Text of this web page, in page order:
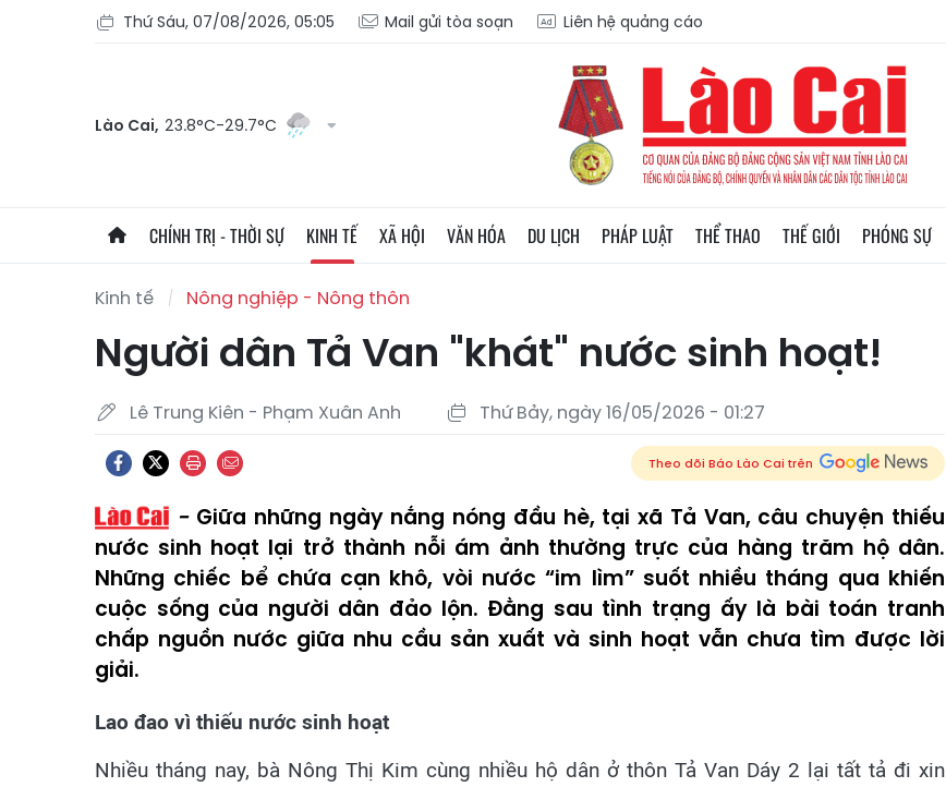
Thứ Sáu, 07/08/2026, 05:05 Mail gửi tòa soạn Liên hệ quảng cáo
Lào Cai, 23.8°C-29.7°C
CHÍNH TRỊ - THỜI SỰ KINH TẾ XÃ HỘI VĂN HÓA DU LỊCH PHÁP LUẬT THỂ THAO THẾ GIỚI PHÓNG SỰ
Kinh tế Nông nghiệp - Nông thôn
Người dân Tả Van "khát" nước sinh hoạt!
Lê Trung Kiên - Phạm Xuân Anh Thứ Bảy, ngày 16/05/2026 - 01:27
Theo dõi Báo Lào Cai trên
Giữa những ngày nắng nóng đầu hè, tại xã Tả Van, câu chuyện thiếu
nước sinh hoạt lại trở thành nỗi ám ảnh thường trực của hàng trăm hộ dân.
Những chiếc bể chứa cạn khô, vòi nước “im lìm” suốt nhiều tháng qua khiến
cuộc sống của người dân đảo lộn. Đằng sau tình trạng ấy là bài toán tranh
chấp nguồn nước giữa nhu cầu sản xuất và sinh hoạt vẫn chưa tìm được lời
giải.
Lao đao vì thiếu nước sinh hoạt
Nhiều tháng nay, bà Nông Thị Kim cùng nhiều hộ dân ở thôn Tả Van Dáy 2 lại tất tả đi xin